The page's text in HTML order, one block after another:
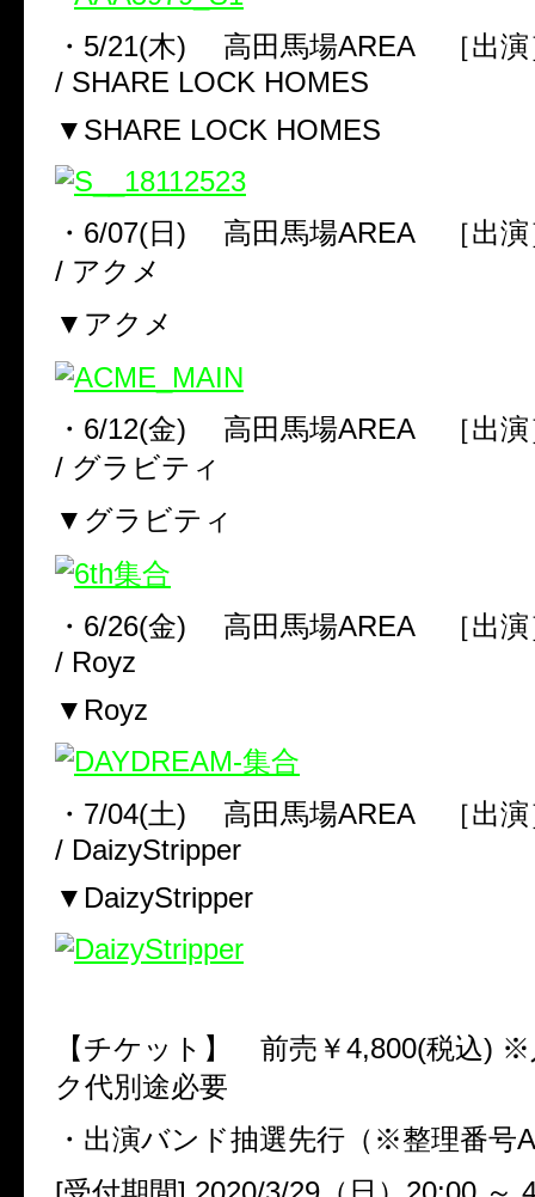
・ 5/21(木) 高田馬場AREA［出演
/ SHARE LOCK HOMES
▼SHARE LOCK HOMES
・ 6/07(日 ) 高田馬場AREA［出演
/ アクメ
▼アクメ
・ 6/12(金) 高田馬場AREA［出演
/ グラビティ
▼グラビティ
・ 6/26(金) 高田馬場AREA［出演
/ Royz
▼Royz
・ 7/04(土) 高田馬場AREA［出演
/ DaizyStripper
▼DaizyStripper
【チケット】 前売￥4,800(税込) ※
ク代別途必要
・出演バンド抽選先行（※整理番号A